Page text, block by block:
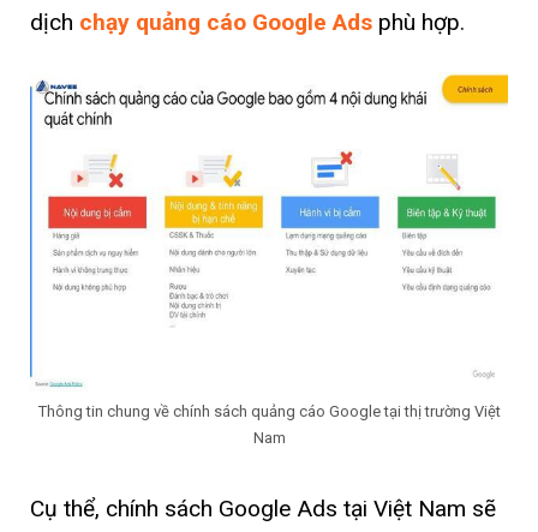
dịch chạy quảng cáo Google Ads phù hợp.
Thông tin chung về chính sách quảng cáo Google tại thị trường Việt
Nam
Cụ thể, chính sách Google Ads tại Việt Nam sẽ